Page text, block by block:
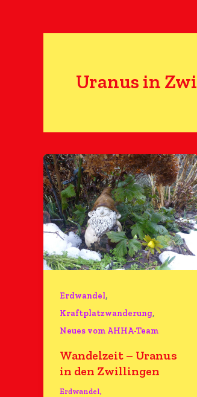
Uranus in
Erdwandel,
Kraftplatzwanderung,
Neues vom AHHA-Team
Wandelzeit – Uranus
in den Zwillingen
Erdwandel,